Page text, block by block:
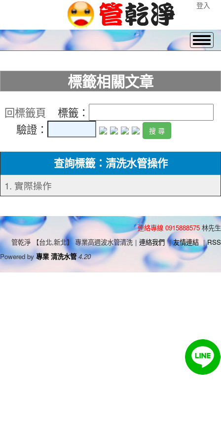
登入
標籤相關文章
回標籤頁 標籤：
驗證：
查詢標籤：清洗水管操作
1. 實際操作
連絡專線 0915888575 林先生
管乾淨 【台北,新北】 專業高週波水管清洗 | 連絡我們 | 友情連結 | RSS
Powered by 專業 清洗水管 4.20